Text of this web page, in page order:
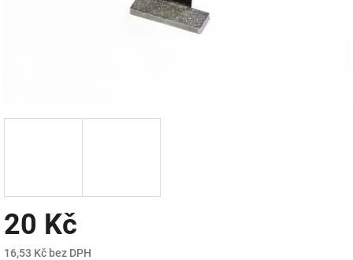
20 Kč
16,53 Kč bez DPH